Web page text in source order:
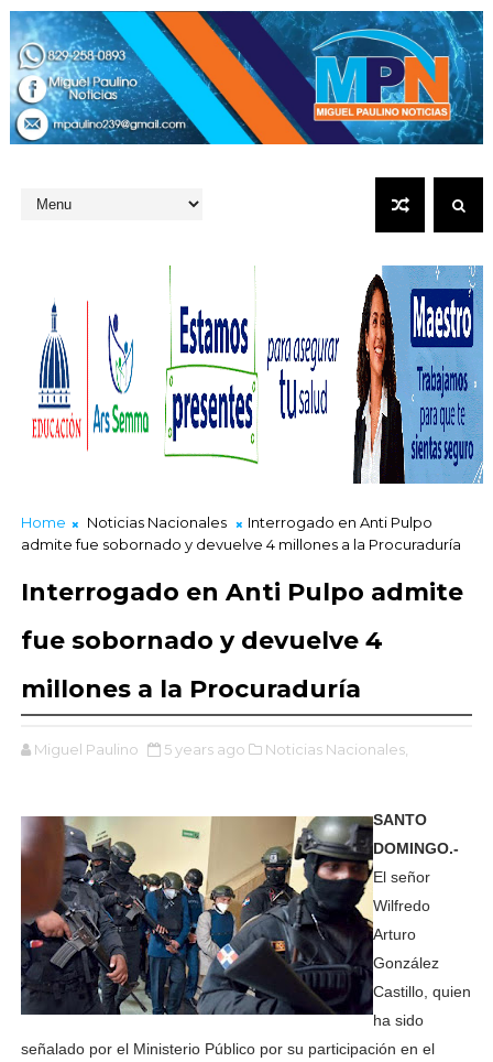
Home Noticias Nacionales
Interrogado en Anti Pulpo
admite fue sobornado y devuelve 4 millones a la Procuraduría
Interrogado en Anti Pulpo admite
fue sobornado y devuelve 4
millones a la Procuraduría
Miguel Paulino 5 years ago Noticias Nacionales,
SANTO
DOMINGO.-
El señor
Wilfredo
Arturo
González
Castillo, quien
ha sido
señalado por el Ministerio Público por su participación en el